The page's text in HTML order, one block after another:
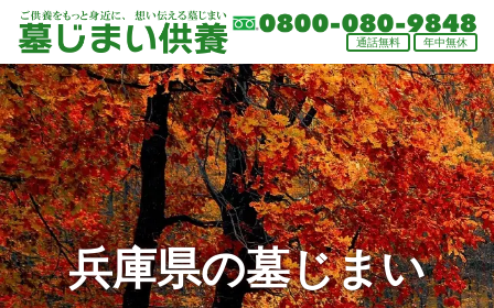
通話無料 年中無休
兵庫県の墓じまい